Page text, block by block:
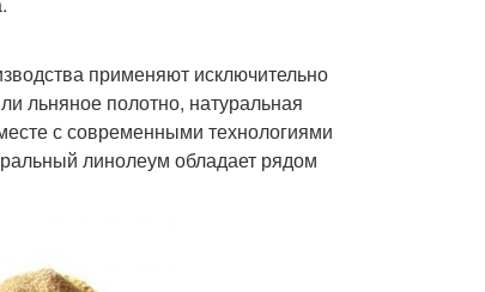
применяют исключительно
льняное полотно, натуральная
с современными технологиями
линолеум обладает рядом